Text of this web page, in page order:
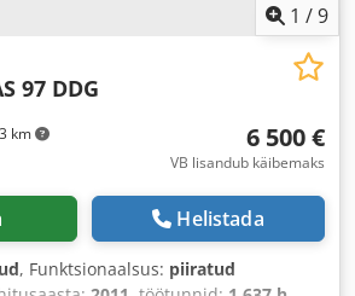
1 /9
km
97 DDG
6 500 €
VB lisandub käibemaks
Helistada
, Funktsionaalsus: piiratud